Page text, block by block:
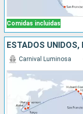
Comidas incluidas
ESTADOS UNIDOS,
Carnival Luminosa